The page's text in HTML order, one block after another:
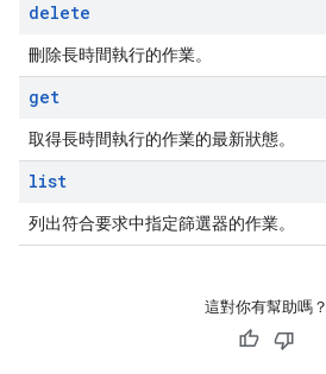
delete
刪除長時間執行的作業。
get
取得長時間執行的作業的最新狀態。
list
列出符合要求中指定篩選器的作業。
這對你有幫助嗎？